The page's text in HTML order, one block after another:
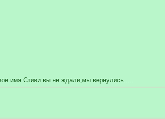
имя Стиви вы не ждали,мы вернулись.....